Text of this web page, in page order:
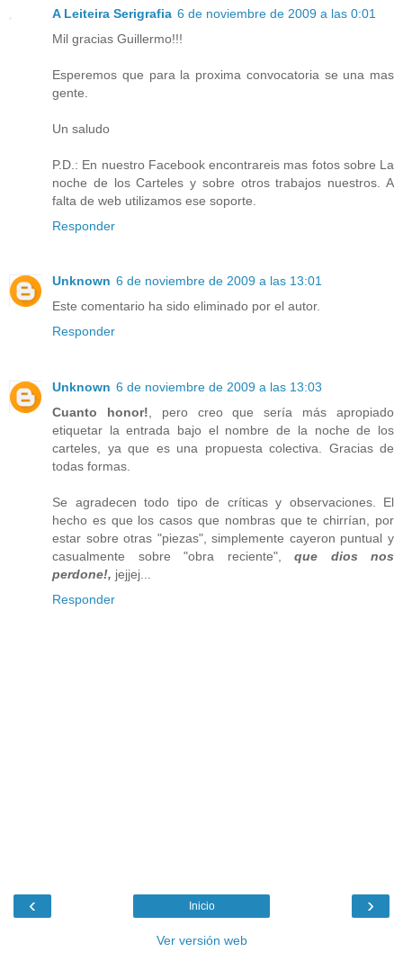
A Leiteira Serigrafia 6 de noviembre de 2009 a las 0:01
Mil gracias Guillermo!!!
Esperemos que para la proxima convocatoria se una mas
gente.
Un saludo
P.D.: En nuestro Facebook encontrareis mas fotos sobre La
noche de los Carteles y sobre otros trabajos nuestros. A
falta de web utilizamos ese soporte.
Responder
Unknown 6 de noviembre de 2009 a las 13:01
Este comentario ha sido eliminado por el autor.
Responder
Unknown 6 de noviembre de 2009 a las 13:03
Cuanto honor!, pero creo que sería más apropiado
etiquetar la entrada bajo el nombre de la noche de los
carteles, ya que es una propuesta colectiva. Gracias de
todas formas.
Se agradecen todo tipo de críticas y observaciones. El
hecho es que los casos que nombras que te chirrían, por
estar sobre otras "piezas", simplemente cayeron puntual y
casualmente sobre "obra reciente", que dios nos
perdone!, jejjej...
Responder
‹ ›
Inicio
Ver versión web